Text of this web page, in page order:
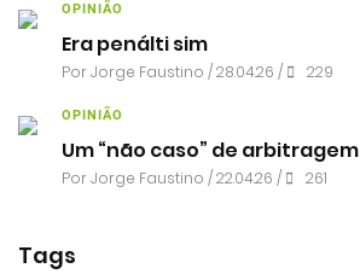
OPINIÃO
Era penálti sim
PorJorge Faustino / 28.04.26 / 229
OPINIÃO
Um “não caso” de arbitragem
PorJorge Faustino / 22.04.26 / 261
Tags